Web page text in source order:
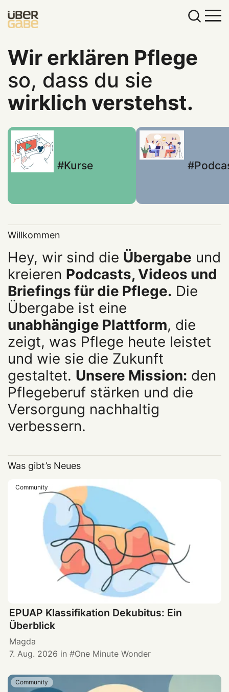
Wir erklären Pflege
so, dass du sie
wirklich verstehst.
Kurse
Willkommen
Hey, wir sind die Übergabe und
kreieren Podcasts, Videos und
Briefings für die Pflege. Die
Übergabe ist eine
unabhängige Plattform, die
zeigt, was Pflege heute leistet
und wie sie die Zukunft
gestaltet. Unsere Mission: den
Pflegeberuf stärken und die
Versorgung nachhaltig
verbessern.
Was gibt’s Neues
Community
EPUAP Klassifikation Dekubitus: Ein
Überblick
Magda
7. Aug. 2026 in One Minute Wonder
Community